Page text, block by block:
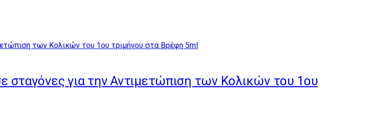
σταγόνες για την Αντιμετώπιση των Κολικών του 1ου